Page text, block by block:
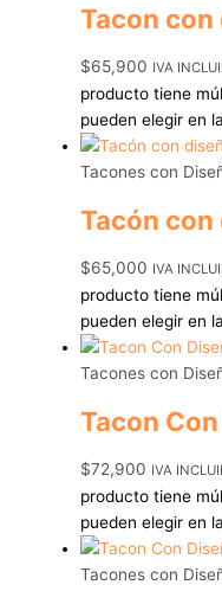
Tacon con
$65,900 IVA
producto tiene
pueden elegir en
Tacones con
Tacón con
$65,000 IVA
producto tiene
pueden elegir en
Tacones con
Tacon
$72,900 IVA
producto tiene
pueden elegir en
Tacones con